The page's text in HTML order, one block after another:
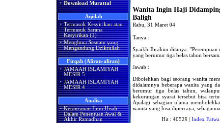
· Download Murattal
Aqidah
· Termasuk Kesyirikan atau
Termasuk Sarana
Kesyirikan (1)
· Menghina Sesuatu yang
Mengandung Dzikrullah
Firqah (Aliran-aliran)
· JAMAAH ISLAMIYAH
MESIR 5
· JAMAAH ISLAMIYAH
MESIR 4
Analisa
· Kerancauan Ilmu Hisab
Dalam Penentuan Awal &
Akhir Ramadhan
Wanita Ingin Haji
Baligh
Rabu, 31 Maret 04
Tanya :
Syaikh Ibrahim ditanya:
yang berumur tiga belas tahun
Jawab :
Dibolehkan bagi seorang wanita
didalamnya beberapa wanita yang
berumur tiga belas tahun,
kekurangan syarat tersebut bisa
Apalagi sebagian ulama
wanita yang bisa dipercaya,
Hit : 40529 | Index Fatwa